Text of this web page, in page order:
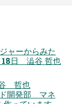
からみた
18日 澁谷 哲也
哲也
開発部 マネ